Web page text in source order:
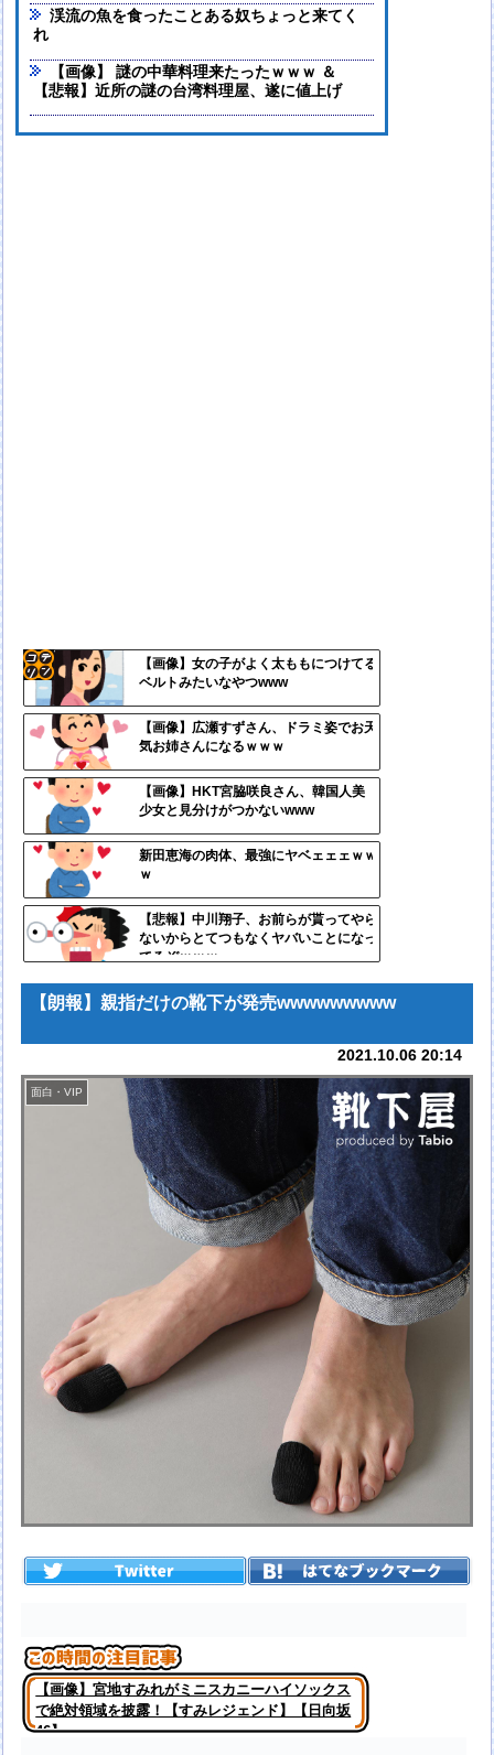
渓流の魚を食ったことある奴ちょっと来てく
れ
【画像】 謎の中華料理来たったｗｗｗ ＆
【悲報】近所の謎の台湾料理屋、遂に値上げ
【画像】女の子がよく太ももにつけてる
ベルトみたいなやつwww
【画像】広瀬すずさん、ドラミ姿でお天
気お姉さんになるｗｗｗ
【画像】HKT宮脇咲良さん、韓国人美
少女と見分けがつかないwww
新田恵海の肉体、最強にヤベェェェｗｗ
ｗ
【悲報】中川翔子、お前らが貰ってやら
ないからとてつもなくヤバいことになっ
てるぞｗｗｗ
コテ
リン
定リ
ンク
自動
更新
ツー
ル
【朗報】親指だけの靴下が発売wwwwwwwww
2021.10.06 20:14
面白・VIP
【画像】宮地すみれがミニスカニーハイソックス
で絶対領域を披露！【すみレジェンド】【日向坂
46】